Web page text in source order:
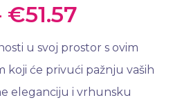
€51.57
u svoj prostor s ovim
koji će privući pažnju vaših
eleganciju i vrhunsku